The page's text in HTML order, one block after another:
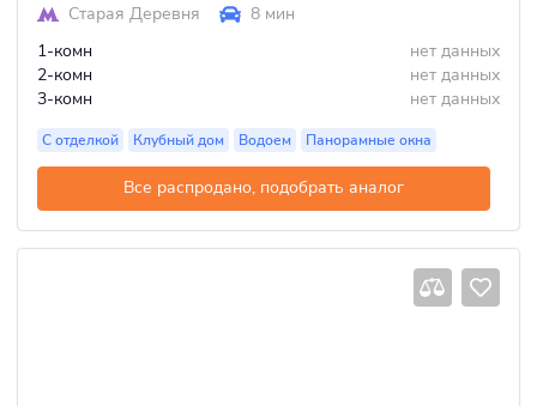
Старая Деревня
8 мин
1-комн
нет данных
2-комн
нет данных
3-комн
нет данных
С отделкой Клубный дом Водоем Панорамные окна
Все распродано, подобрать аналог